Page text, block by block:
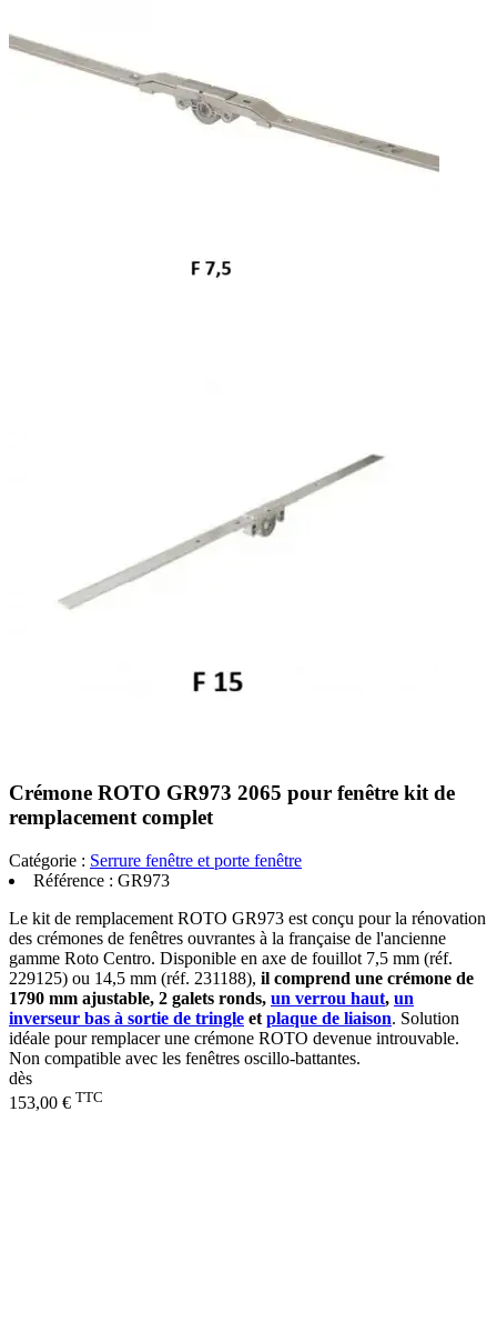
Crémone ROTO GR973 2065 pour fenêtre kit de
remplacement complet
Catégorie : Serrure fenêtre et porte fenêtre
Référence : GR973
Le kit de remplacement ROTO GR973 est conçu pour la rénovation
des crémones de fenêtres ouvrantes à la française de l'ancienne
gamme Roto Centro. Disponible en axe de fouillot 7,5 mm (réf.
229125) ou 14,5 mm (réf. 231188), il comprend une crémone de
1790 mm ajustable, 2 galets ronds, un verrou haut, un
inverseur bas à sortie de tringle et plaque de liaison. Solution
idéale pour remplacer une crémone ROTO devenue introuvable.
Non compatible avec les fenêtres oscillo-battantes.
dès
153,00 € TTC